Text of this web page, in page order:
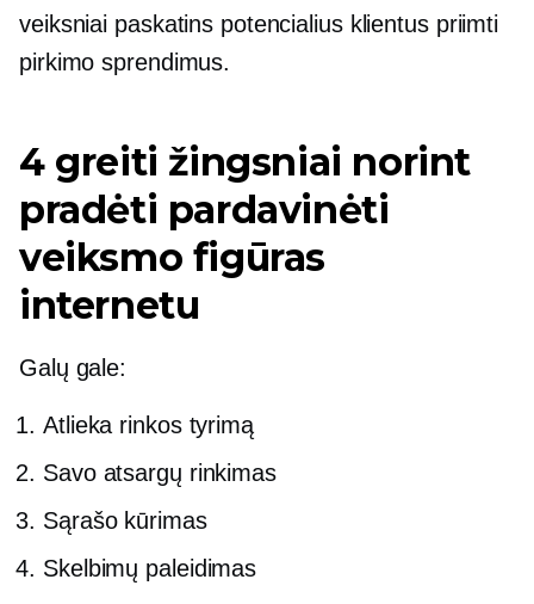
veiksniai paskatins potencialius klientus priimti
pirkimo sprendimus.
4 greiti žingsniai norint
pradėti pardavinėti
veiksmo figūras
internetu
Galų gale:
Atlieka rinkos tyrimą
Savo atsargų rinkimas
Sąrašo kūrimas
Skelbimų paleidimas